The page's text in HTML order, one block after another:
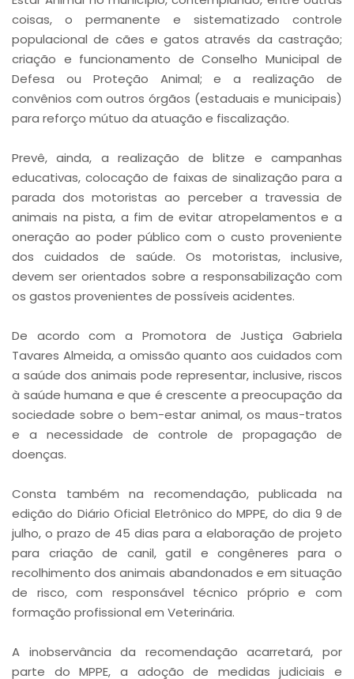
coisas, o permanente e sistematizado controle
populacional de cães e gatos através da castração;
criação e funcionamento de Conselho Municipal de
Defesa ou Proteção Animal; e a realização de
convênios com outros órgãos (estaduais e municipais)
para reforço mútuo da atuação e fiscalização.
Prevê, ainda, a realização de blitze e campanhas
educativas, colocação de faixas de sinalização para a
parada dos motoristas ao perceber a travessia de
animais na pista, a fim de evitar atropelamentos e a
oneração ao poder público com o custo proveniente
dos cuidados de saúde. Os motoristas, inclusive,
devem ser orientados sobre a responsabilização com
os gastos provenientes de possíveis acidentes.
De acordo com a Promotora de Justiça Gabriela
Tavares Almeida, a omissão quanto aos cuidados com
a saúde dos animais pode representar, inclusive, riscos
à saúde humana e que é crescente a preocupação da
sociedade sobre o bem-estar animal, os maus-tratos
e a necessidade de controle de propagação de
doenças.
Consta também na recomendação, publicada na
edição do Diário Oficial Eletrônico do MPPE, do dia 9 de
julho, o prazo de 45 dias para a elaboração de projeto
para criação de canil, gatil e congêneres para o
recolhimento dos animais abandonados e em situação
de risco, com responsável técnico próprio e com
formação profissional em Veterinária.
A inobservância da recomendação acarretará, por
parte do MPPE, a adoção de medidas judiciais e